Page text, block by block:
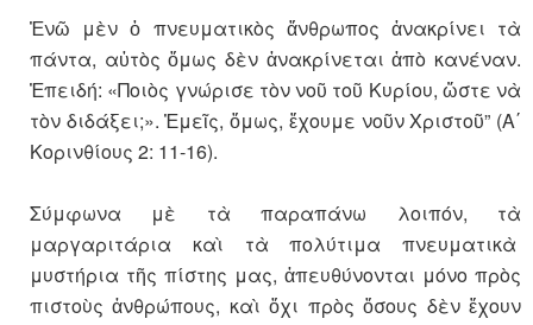
Ἐνῶ μὲν ὁ πνευματικὸς ἄνθρωπος ἀνακρίνει τὰ
πάντα, αὐτὸς ὅμως δὲν ἀνακρίνεται ἀπὸ κανέναν.
Ἐπειδή: «Ποιὸς γνώρισε τὸν νοῦ τοῦ Κυρίου, ὥστε νὰ
τὸν διδάξει;». Ἐμεῖς, ὅμως, ἔχουμε νοῦν Χριστοῦ” (Α΄
Κορινθίους 2: 11-16).
Σύμφωνα μὲ τὰ παραπάνω λοιπόν, τὰ
μαργαριτάρια καὶ τὰ πολύτιμα πνευματικὰ
μυστήρια τῆς πίστης μας, ἀπευθύνονται μόνο πρὸς
πιστοὺς ἀνθρώπους, καὶ ὄχι πρὸς ὅσους δὲν ἔχουν